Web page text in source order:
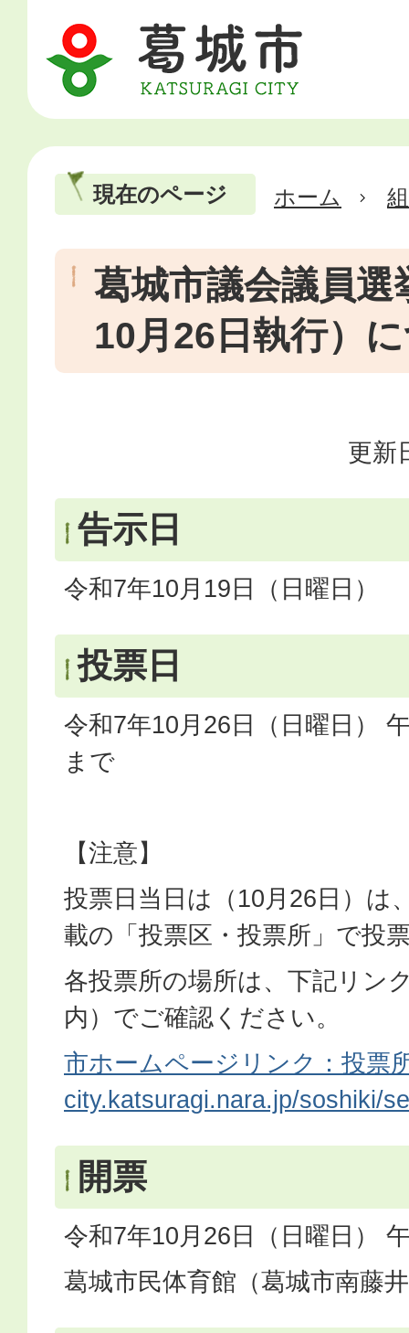
現在のページ ホーム
葛城市議会議員選
10月26日執行）
更新
告示日
令和7年10月19日（日曜日）
投票日
令和7年10月26日（日曜日）
まで
【注意】
投票日当日は（10月26日）は
載の「投票区・投票所」で投
各投票所の場所は、下記リン
内）でご確認ください。
市ホームページリンク：投票
city.katsuragi.nara.jp/soshiki/
開票
令和7年10月26日（日曜日）
葛城市民体育館（葛城市南藤